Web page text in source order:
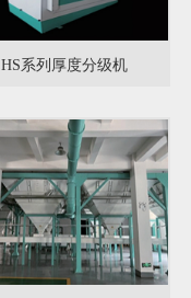
HS系列厚度分级机